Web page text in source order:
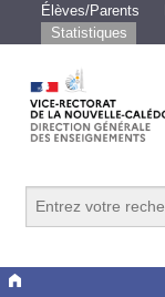
Élèves/Parents
Statistiques